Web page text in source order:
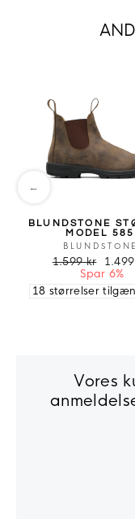
BLUNDSTONE
MODEL 585
BLUNDSTONE
1.599 kr
Spar 6%
18 størrelser
←
Vores